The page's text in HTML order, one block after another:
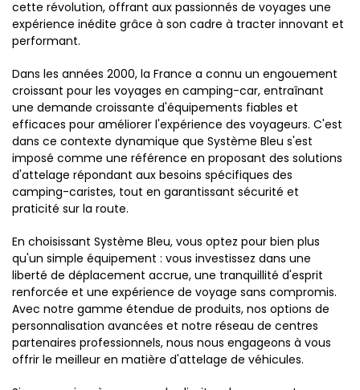
cette révolution, offrant aux passionnés de voyages une
expérience inédite grâce à son cadre à tracter innovant et
performant.
Dans les années 2000, la France a connu un engouement
croissant pour les voyages en camping-car, entraînant
une demande croissante d'équipements fiables et
efficaces pour améliorer l'expérience des voyageurs. C'est
dans ce contexte dynamique que Système Bleu s'est
imposé comme une référence en proposant des solutions
d'attelage répondant aux besoins spécifiques des
camping-caristes, tout en garantissant sécurité et
praticité sur la route.
En choisissant Système Bleu, vous optez pour bien plus
qu'un simple équipement : vous investissez dans une
liberté de déplacement accrue, une tranquillité d'esprit
renforcée et une expérience de voyage sans compromis.
Avec notre gamme étendue de produits, nos options de
personnalisation avancées et notre réseau de centres
partenaires professionnels, nous nous engageons à vous
offrir le meilleur en matière d'attelage de véhicules.